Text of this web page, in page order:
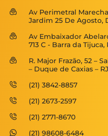
Av Perimetral
Jardim 25 De Agosto,
Av Embaixador
713 C - Barra da
R. Major Frazão, 52 –
– Duque de Caxias – RJ
(21) 3842-8857
(21) 2673-2597
(21) 2771-8670
(21) 98608-6484